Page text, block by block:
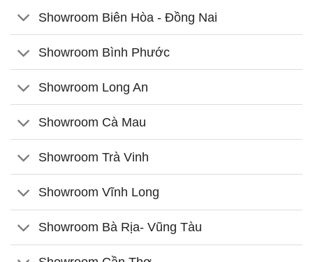
Showroom Biên Hòa - Đồng Nai
Showroom Bình Phước
Showroom Long An
Showroom Cà Mau
Showroom Trà Vinh
Showroom Vĩnh Long
Showroom Bà Rịa- Vũng Tàu